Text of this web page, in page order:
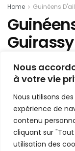
Nous
à votre vie
Nous utilisons
expérience de
contenu
cliquant sur
utilisation des
Home Guinéens
notre
Mis en ligne
26 janvier 2025